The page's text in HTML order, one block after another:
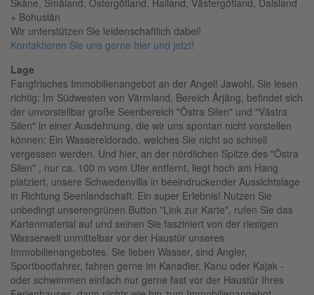
Skåne, Småland, Östergötland, Halland, Västergötland, Dalsland
+ Bohuslän
Wir unterstützen Sie leidenschaftlich dabei!
Kontaktieren Sie uns gerne hier und jetzt!
Lage
Fangfrisches Immobilienangebot an der Angel! Jawohl, Sie lesen
richtig: Im Südwesten von Värmland, Bereich Årjäng, befindet sich
der unvorstellbar große Seenbereich "Östra Silen" und "Västra
Silen" in einer Ausdehnung, die wir uns spontan nicht vorstellen
können: Ein Wassereldorado, welches Sie nicht so schnell
vergessen werden. Und hier, an der nördlichen Spitze des "Östra
Silen" , nur ca. 100 m vom Ufer entfernt, liegt hoch am Hang
platziert, unsere Schwedenvilla in beeindruckender Aussichtslage
in Richtung Seenlandschaft. Ein super Erlebnis! Nutzen Sie
unbedingt unserengrünen Button "Link zur Karte", rufen Sie das
Kartenmaterial auf und seinen Sie fasziniert von der riesigen
Wasserwelt unmittelbar vor der Haustür unseres
Immobilienangebotes. Sie lieben Wasser, sind Angler,
Sportbootfahrer, fahren gerne im Kanadier, Kanu oder Kajak -
oder schwimmen einfach nur gerne fast vor der Haustür Ihres